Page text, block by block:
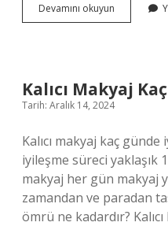
Devamını okuyun Klonlama
Nedir
Kalıcı Makyaj
Tarih: Aralık 14, 2024
Kalıcı makyaj kaç
iyileşme süreci yaklaşık
makyaj her gün makyaj
zamandan ve paradan
ömrü ne kadardır?